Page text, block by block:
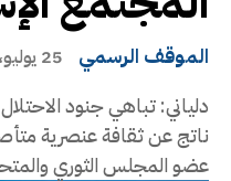
الموقف الرسمي 25 يوليو، 2024
دلياني: تباهي جنود
ناتج عن ثقافة عنصرية
عضو المجلس الثوري